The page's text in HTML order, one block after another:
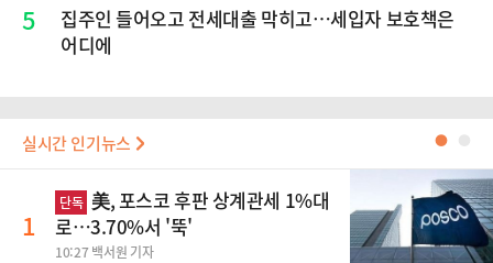
5
집주인 들어오고 전세대출 막히고…세입자 보호책은
어디에
실시간 인기뉴스 ●
1
단독 美, 포스코 후판 상계관세 1%대
로…3.70%서 '뚝'
10:27 백서원 기자